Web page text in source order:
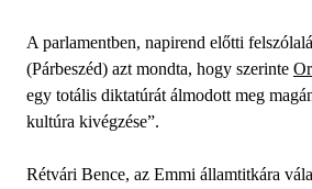
A parlamentben, napirend előtti
(Párbeszéd) azt mondta, hogy szerinte
egy totális diktatúrát álmodott meg
kultúra kivégzése”.
Rétvári Bence, az Emmi államtitkára